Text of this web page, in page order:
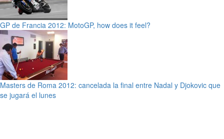
GP de Francia 2012: MotoGP, how does it feel?
Masters de Roma 2012: cancelada la final entre Nadal y Djokovic que
se jugará el lunes